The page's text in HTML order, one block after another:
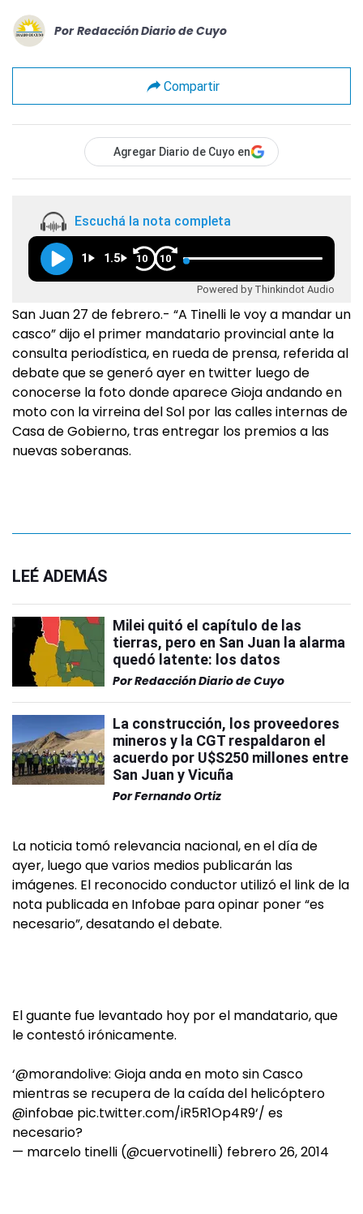
Por Redacción Diario de Cuyo
Compartir
Agregar Diario de Cuyo en
Escuchá la nota completa
1 1.5 10 10
Powered by Thinkindot Audio
San Juan 27 de febrero.- “A Tinelli le voy a mandar un
casco” dijo el primer mandatario provincial ante la
consulta periodística, en rueda de prensa, referida al
debate que se generó ayer en twitter luego de
conocerse la foto donde aparece Gioja andando en
moto con la virreina del Sol por las calles internas de
Casa de Gobierno, tras entregar los premios a las
nuevas soberanas.
LEÉ ADEMÁS
Milei quitó el capítulo de las
tierras, pero en San Juan la alarma
quedó latente: los datos
PorRedacción Diario de Cuyo
La construcción, los proveedores
mineros y la CGT respaldaron el
acuerdo por U$S250 millones entre
San Juan y Vicuña
PorFernando Ortiz
La noticia tomó relevancia nacional, en el día de
ayer, luego que varios medios publicarán las
imágenes. El reconocido conductor utilizó el link de la
nota publicada en Infobae para opinar poner “es
necesario”, desatando el debate.
El guante fue levantado hoy por el mandatario, que
le contestó irónicamente.
‘@morandolive: Gioja anda en moto sin Casco
mientras se recupera de la caída del helicóptero
@infobae pic.twitter.com/iR5R1Op4R9‘/ es
necesario?
— marcelo tinelli (@cuervotinelli) febrero 26, 2014